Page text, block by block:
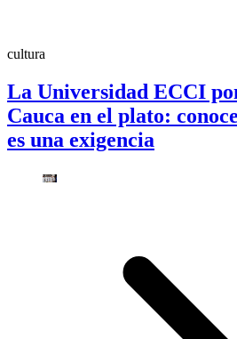
cultura
La Universidad ECCI
Cauca en el plato:
es una exigencia